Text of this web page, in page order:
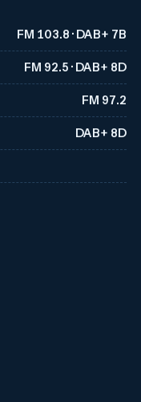
FM 103.8 · DAB+ 7B
FM 92.5 · DAB+ 8D
FM 97.2
DAB+ 8D